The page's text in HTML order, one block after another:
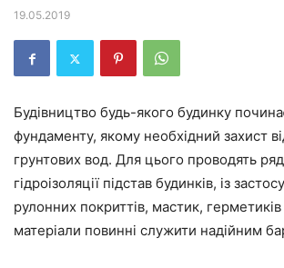
19.05.2019
Будівництво будь-якого будинку
фундаменту, якому необхідний захист
грунтових вод. Для цього проводять ряд
гідроізоляції підстав будинків, із
рулонних покриттів, мастик, герметиків
матеріали повинні служити надійним